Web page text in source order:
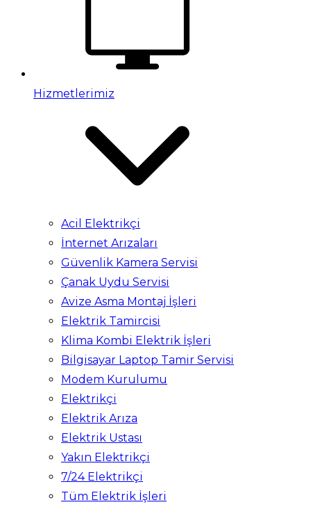
Hizmetlerimiz
Acil Elektrikçi
İnternet Arızaları
Güvenlik Kamera Servisi
Çanak Uydu Servisi
Avize Asma Montaj İşleri
Elektrik Tamircisi
Klima Kombi Elektrik İşleri
Bilgisayar Laptop Tamir Servisi
Modem Kurulumu
Elektrikçi
Elektrik Arıza
Elektrik Ustası
Yakın Elektrikçi
7/24 Elektrikçi
Tüm Elektrik İşleri